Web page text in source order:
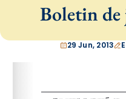
Boletin de
29 Jun, 2013